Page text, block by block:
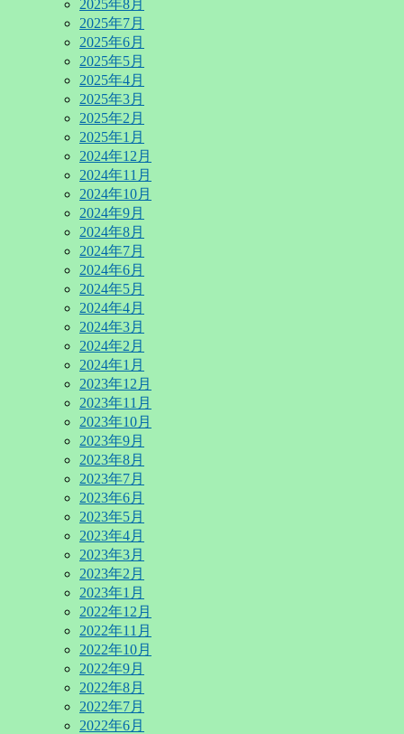
2025年8月
2025年7月
2025年6月
2025年5月
2025年4月
2025年3月
2025年2月
2025年1月
2024年12月
2024年11月
2024年10月
2024年9月
2024年8月
2024年7月
2024年6月
2024年5月
2024年4月
2024年3月
2024年2月
2024年1月
2023年12月
2023年11月
2023年10月
2023年9月
2023年8月
2023年7月
2023年6月
2023年5月
2023年4月
2023年3月
2023年2月
2023年1月
2022年12月
2022年11月
2022年10月
2022年9月
2022年8月
2022年7月
2022年6月